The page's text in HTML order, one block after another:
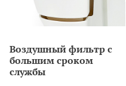
Воздушный фильтр с
большим сроком
службы